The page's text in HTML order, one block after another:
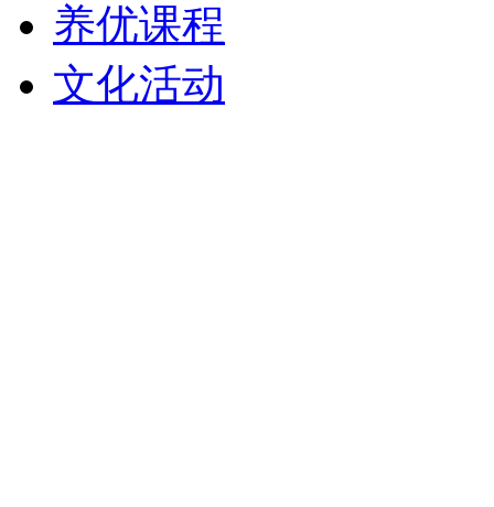
养优课程
文化活动